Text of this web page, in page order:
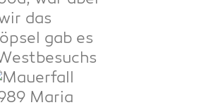
das
gab es